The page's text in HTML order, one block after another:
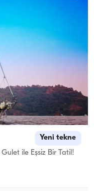
Yeni tekne
ile Eşsiz Bir Tatil!